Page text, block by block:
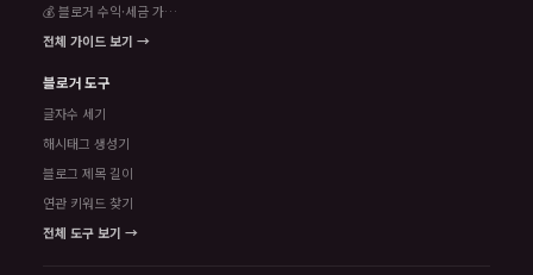
💰 블로거 수익·세금 가이드
전체 가이드 보기 →
블로거 도구
글자수 세기
해시태그 생성기
블로그 제목 길이
연관 키워드 찾기
전체 도구 보기 →